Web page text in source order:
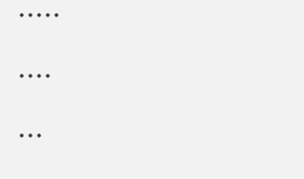
・・・・・
・・・・
・・・